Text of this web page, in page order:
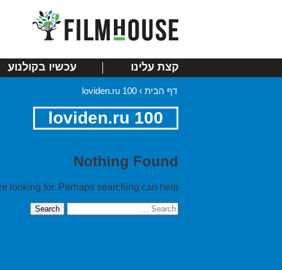
קצת עלינו עכשיו בקולנוע
דף הבית ›
loviden.ru 100
loviden.ru 100
Nothing Found
looking for. Perhaps searching can help.
Search
for: